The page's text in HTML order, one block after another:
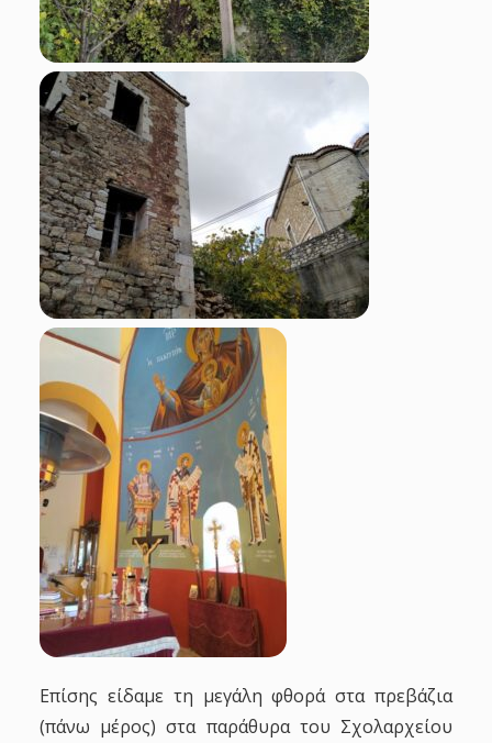
Επίσης είδαμε τη μεγάλη φθορά στα πρεβάζια
(πάνω μέρος) στα παράθυρα του Σχολαρχείου